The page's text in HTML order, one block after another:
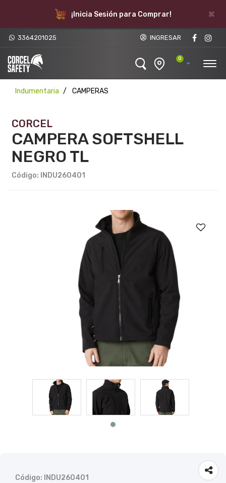
×
¡Inicia Sesión para Comprar!
3364201025 INGRESAR
0
Indumentaria CAMPERAS
CORCEL
CAMPERA SOFTSHELL
NEGRO TL
Código: INDU260401
Código: INDU260401